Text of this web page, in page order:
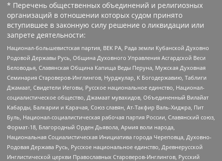
* Перечень общественных объединений и религиозных
организаций в отношении которых судом принято
вступившее в законную силу решение о ликвидации или
запрете деятельности:
Национал-большевистская партия, ВЕК РА, Рада земли Кубанской Духовно
Родовой Державы Русь, Община Духовного Управления Асгардской Веси
Беловодья, Славянская Община Капища Веды Перуна, Мужская Духовная
Семинария Староверов-Инглингов, Нурджулар, К Богодержавию, Таблиги
Джамаат, Свидетели Иеговы, Русское национальное единство, Национал-
социалистическое общество, Джамаат мувахидов, Объединенный Вилайат
Кабарды, Балкарии и Карачая, Союз славян, Ат-Такфир Валь-Хиджра, Пит
Буль, Национал-социалистическая рабочая партия России, Славянский союз,
Формат-18, Благородный Орден Дьявола, Армия воли народа,
Национальная Социалистическая Инициатива города Череповца, Духовно-
Родовая Держава Русь, Русское национальное единство, Древнерусской
Инглистической церкви Православных Староверов-Инглингов, Русский